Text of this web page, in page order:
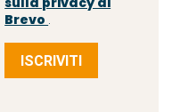
Brevo .
ISCRIVITI